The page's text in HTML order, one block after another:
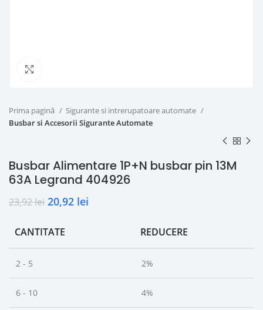
Prima pagină
Sigurante si intrerupatoare automate
Busbar si Accesorii Sigurante Automate
Busbar Alimentare 1P+N busbar pin 13M
63A Legrand 404926
23,92lei 20,92 lei
CANTITATE REDUCERE
2 - 5 2%
6 - 10 4%